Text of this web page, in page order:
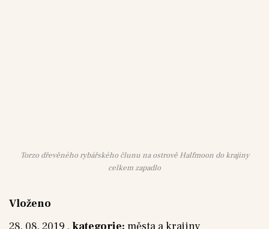
Torzo dřevěného rybářského člunu na ostrově Halfmoon do krajiny
celkem zapadlo
Vloženo
28. 08. 2019 , kategorie: města a krajiny